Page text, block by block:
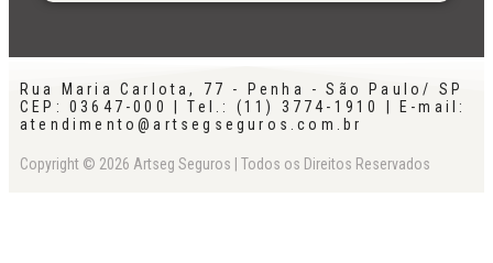
Rua Maria Carlota, 77 - Penha - São Paulo/ SP
CEP: 03647-000 | Tel.: (11) 3774-1910 | E-mail:
atendimento@artsegseguros.com.br
Copyright © 2026 Artseg Seguros | Todos os Direitos Reservados